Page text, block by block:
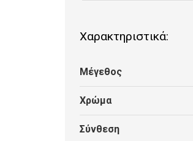
SALTA
ποσότητα
Χαρακτηριστικά:
Μέγεθος
Χρώμα
Σύνθεση